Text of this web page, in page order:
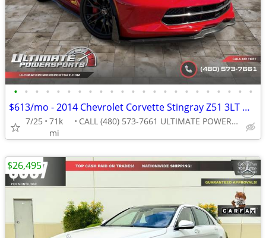
• • • • • • • • • • • • • • • • • • • • • • •
$613/mo - 2014 Chevrolet Corvette Stingray Z51 3LT WE FINANCE ALL CRED
7/25
71k
mi
CALL (480) 573-7661 ULTIMATE POWERSPORTS
$26,495